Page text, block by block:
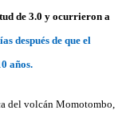
de 3.0 y ocurrieron a
después de que el
años.
del volcán Momotombo,